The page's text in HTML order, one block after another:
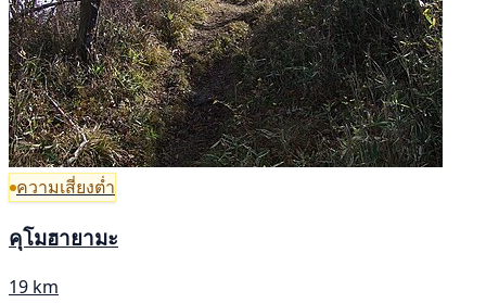
ความเสี่ยงต่ำ
คุโมฮายามะ
19 km